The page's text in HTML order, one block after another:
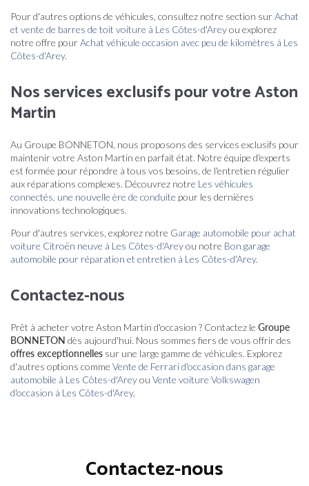
Pour d'autres options de véhicules, consultez notre section surAchat
et vente de barres de toit voiture à Les Côtes-d'Areyou explorez
notre offre pourAchat véhicule occasion avec peu de kilomètres à Les
Côtes-d'Arey.
Nos services exclusifs pour votre Aston
Martin
Au Groupe BONNETON, nous proposons des services exclusifs pour
maintenir votre Aston Martin en parfait état. Notre équipe d'experts
est formée pour répondre à tous vos besoins, de l'entretien régulier
aux réparations complexes. Découvrez notre Les véhicules
connectés, une nouvelle ère de conduite pour les dernières
innovations technologiques.
Pour d'autres services, explorez notre Garage automobile pour achat
voiture Citroën neuve à Les Côtes-d'Areyou notre Bon garage
automobile pour réparation et entretien à Les Côtes-d'Arey.
Contactez-nous
Prêt à acheter votre Aston Martin d'occasion ? Contactez le Groupe
BONNETON dès aujourd'hui. Nous sommes fiers de vous offrir des
offres exceptionnelles sur une large gamme de véhicules. Explorez
d'autres options comme Vente de Ferrari d'occasion dans garage
automobile à Les Côtes-d'Areyou Vente voiture Volkswagen
d'occasion à Les Côtes-d'Arey.
Contactez-nous